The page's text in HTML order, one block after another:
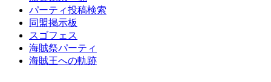
パーティ投稿検索
同盟掲示板
スゴフェス
海賊祭パーティ
海賊王への軌跡